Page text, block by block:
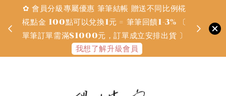
✿ 會員分級專屬優惠 筆筆結帳 贈送不同比例椛
椛點金 100點可以兌換1元 = 筆筆回饋1-3% 〔
單筆訂單需滿$1000元，訂單成立安排出貨 〕
我想了解升級會員